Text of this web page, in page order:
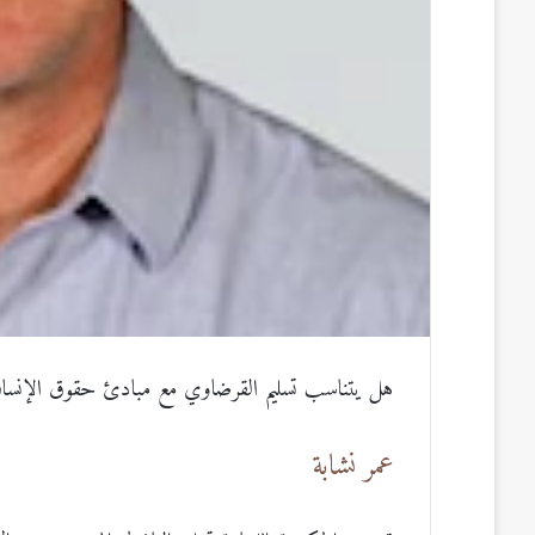
هل يتناسب تسليم القرضاوي مع مبادئ حقوق
عمر نشابة